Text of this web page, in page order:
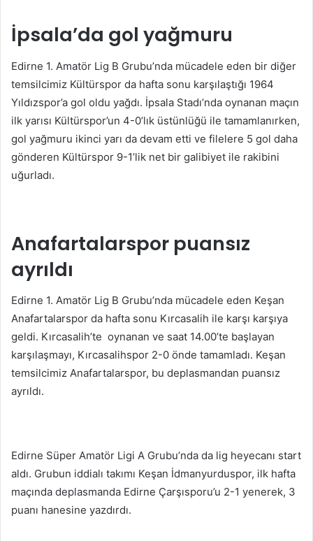
İpsala’da gol yağmuru
Edirne 1. Amatör Lig B Grubu’nda mücadele eden bir diğer
temsilcimiz Kültürspor da hafta sonu karşılaştığı 1964
Yıldızspor’a gol oldu yağdı. İpsala Stadı’nda oynanan maçın
ilk yarısı Kültürspor’un 4-0’lık üstünlüğü ile tamamlanırken,
gol yağmuru ikinci yarı da devam etti ve filelere 5 gol daha
gönderen Kültürspor 9-1’lik net bir galibiyet ile rakibini
uğurladı.
Anafartalarspor puansız
ayrıldı
Edirne 1. Amatör Lig B Grubu’nda mücadele eden Keşan
Anafartalarspor da hafta sonu Kırcasalih ile karşı karşıya
geldi. Kırcasalih’te oynanan ve saat 14.00’te başlayan
karşılaşmayı, Kırcasalihspor 2-0 önde tamamladı. Keşan
temsilcimiz Anafartalarspor, bu deplasmandan puansız
ayrıldı.
Edirne Süper Amatör Ligi A Grubu’nda da lig heyecanı start
aldı. Grubun iddialı takımı Keşan İdmanyurduspor, ilk hafta
maçında deplasmanda Edirne Çarşısporu’u 2-1 yenerek, 3
puanı hanesine yazdırdı.